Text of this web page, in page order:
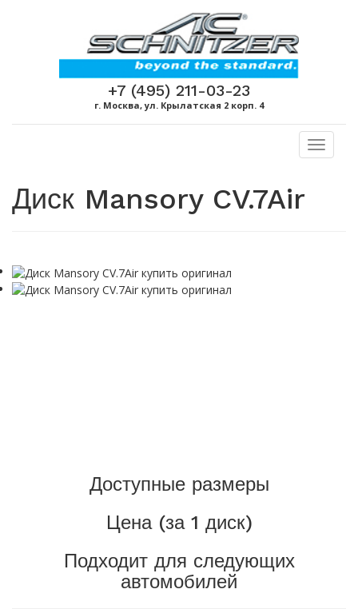
+7 (495) 211-03-23
г. Москва, ул. Крылатская 2 корп. 4
Toggle
Диск Mansory CV.7Air
Доступные размеры
Цена (за 1 диск)
Подходит для следующих
автомобилей